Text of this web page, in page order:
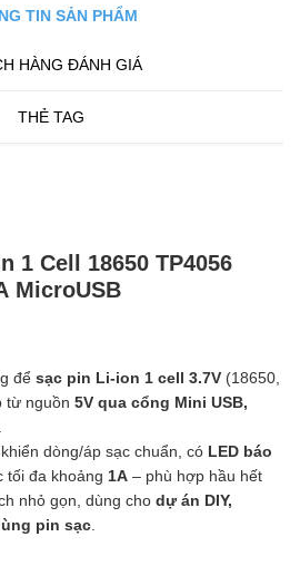
TIN SẢN PHẨM
HÀNG ĐÁNH GIÁ
THẺ TAG
1 Cell 18650 TP4056
MicroUSB
để sạc pin Li-ion 1 cell 3.7V (18650,
từ nguồn 5V qua cổng Mini USB,
dòng/áp sạc chuẩn, có LED báo
tối đa khoảng 1A – phù hợp hầu hết
nhỏ gọn, dùng cho dự án DIY,
pin sạc